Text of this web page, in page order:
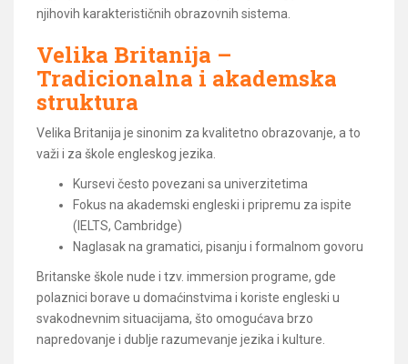
njihovih karakterističnih obrazovnih sistema.
Velika Britanija –
Tradicionalna i akademska
struktura
Velika Britanija je sinonim za kvalitetno obrazovanje, a to
važi i za škole engleskog jezika.
Kursevi često povezani sa univerzitetima
Fokus na akademski engleski i pripremu za ispite
(IELTS, Cambridge)
Naglasak na gramatici, pisanju i formalnom govoru
Britanske škole nude i tzv. immersion programe, gde
polaznici borave u domaćinstvima i koriste engleski u
svakodnevnim situacijama, što omogućava brzo
napredovanje i dublje razumevanje jezika i kulture.